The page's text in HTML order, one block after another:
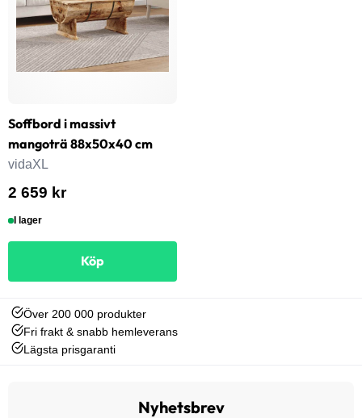
Soffbord i massivt
mangoträ 88x50x40 cm
vidaXL
2 659 kr
I lager
Köp
Över 200 000 produkter
Fri frakt & snabb hemleverans
Lägsta prisgaranti
Nyhetsbrev